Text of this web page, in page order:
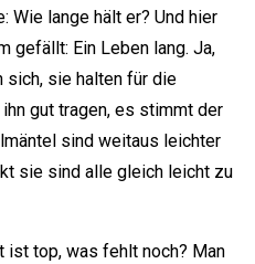
Wie lange hält er? Und hier
gefällt: Ein Leben lang. Ja,
sich, sie halten für die
gut tragen, es stimmt der
sind weitaus leichter
sie sind alle gleich leicht zu
ist top, was fehlt noch? Man